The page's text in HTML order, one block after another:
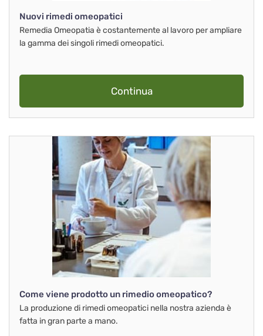
Nuovi rimedi omeopatici
Remedia Omeopatia è costantemente al lavoro per ampliare
la gamma dei singoli rimedi omeopatici.
Continua
Come viene prodotto un rimedio omeopatico?
La produzione di rimedi omeopatici nella nostra azienda è
fatta in gran parte a mano.